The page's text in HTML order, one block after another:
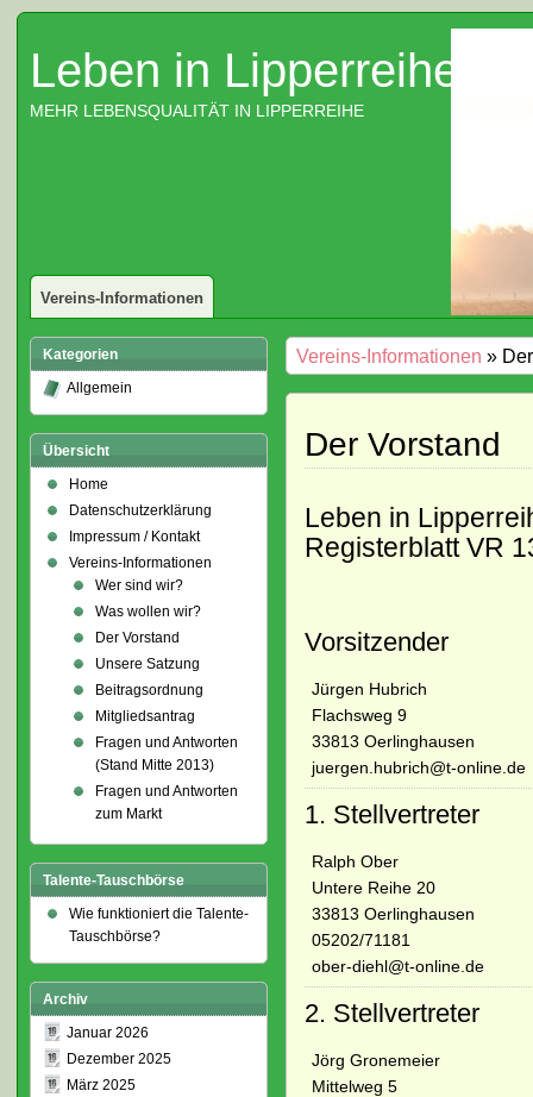
Leben in Lipperreihe
MEHR LEBENSQUALITÄT IN LIPPERREIHE
Vereins-Informationen
Vereins-Informationen »
Der Vorstand
Leben in
Registerblatt VR
Vorsitzender
Jürgen Hubrich
Flachsweg 9
33813 Oerlinghausen
juergen.hubrich@t-online.de
1. Stellvertreter
Ralph Ober
Untere Reihe 20
33813 Oerlinghausen
05202/71181
ober-diehl@t-online.de
2. Stellvertreter
Jörg Gronemeier
Mittelweg 5
Kategorien
Allgemein
Übersicht
Home
Datenschutzerklärung
Impressum / Kontakt
Vereins-Informationen
Wer sind wir?
Was wollen wir?
Der Vorstand
Unsere Satzung
Beitragsordnung
Mitgliedsantrag
Fragen und Antworten
(Stand Mitte 2013)
Fragen und Antworten
zum Markt
Talente-Tauschbörse
Wie funktioniert die Talente-
Tauschbörse?
Archiv
Januar 2026
Dezember 2025
März 2025